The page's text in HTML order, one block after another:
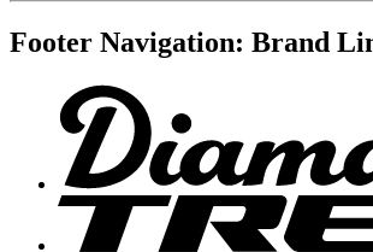
Footer Navigation: Brand